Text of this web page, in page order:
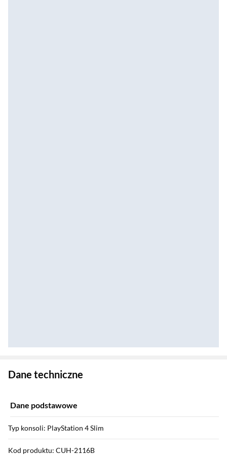
Dane techniczne
Dane podstawowe
Typ konsoli: PlayStation 4 Slim
Kod produktu: CUH-2116B